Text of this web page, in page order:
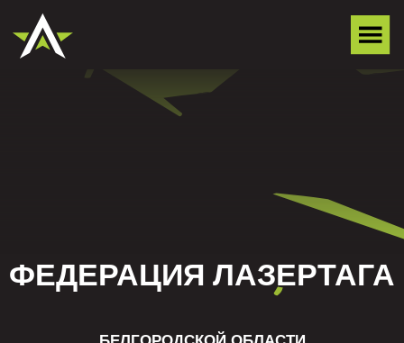
Развиваем лазерный бой в регионе, создаем условия
для профессионального роста и совершенствования
умений ведения боя и стрельбы
ФЕДЕРАЦИЯ ЛАЗЕРТАГА